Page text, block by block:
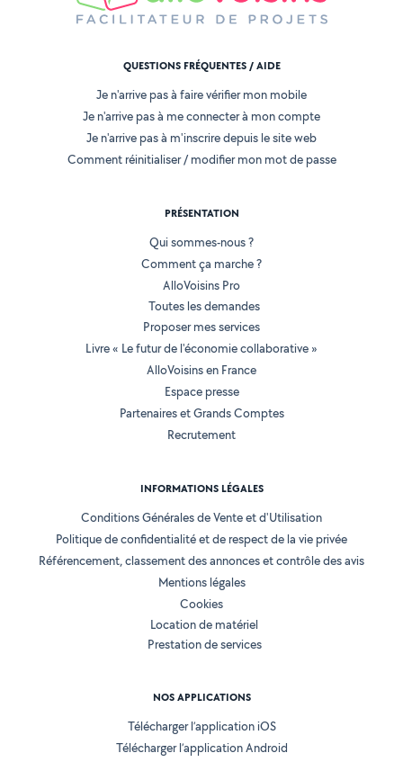
QUESTIONS FRÉQUENTES / AIDE
Je n'arrive pas à faire vérifier mon mobile
Je n'arrive pas à me connecter à mon compte
Je n'arrive pas à m'inscrire depuis le site web
Comment réinitialiser / modifier mon mot de passe
PRÉSENTATION
Qui sommes-nous ?
Comment ça marche ?
AlloVoisins Pro
Toutes les demandes
Proposer mes services
Livre « Le futur de l'économie collaborative »
AlloVoisins en France
Espace presse
Partenaires et Grands Comptes
Recrutement
INFORMATIONS LÉGALES
Conditions Générales de Vente et d'Utilisation
Politique de confidentialité et de respect de la vie privée
Référencement, classement des annonces et contrôle des avis
Mentions légales
Cookies
Location de matériel
Prestation de services
NOS APPLICATIONS
Télécharger l’application iOS
Télécharger l’application Android